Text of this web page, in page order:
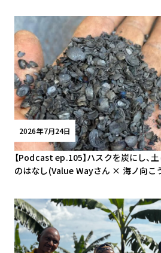
【Podcast ep.105】ハスクを炭にし、
のはなし(Value Wayさん × 海ノ向こ
2026年7月24日